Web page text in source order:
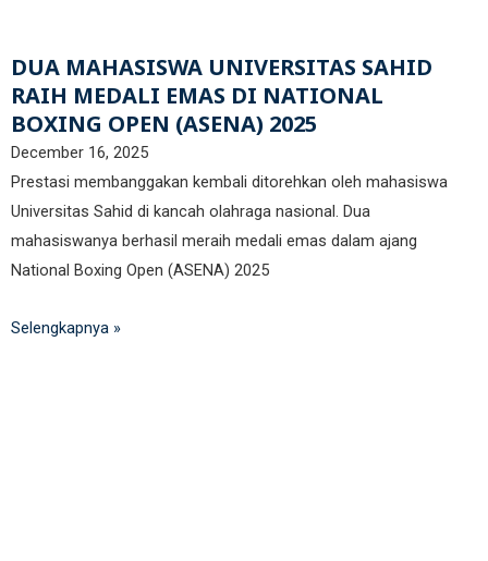
DUA MAHASISWA UNIVERSITAS SAHID
RAIH MEDALI EMAS DI NATIONAL
BOXING OPEN (ASENA) 2025
December 16, 2025
Prestasi membanggakan kembali ditorehkan oleh mahasiswa
Universitas Sahid di kancah olahraga nasional. Dua
mahasiswanya berhasil meraih medali emas dalam ajang
National Boxing Open (ASENA) 2025
Selengkapnya »